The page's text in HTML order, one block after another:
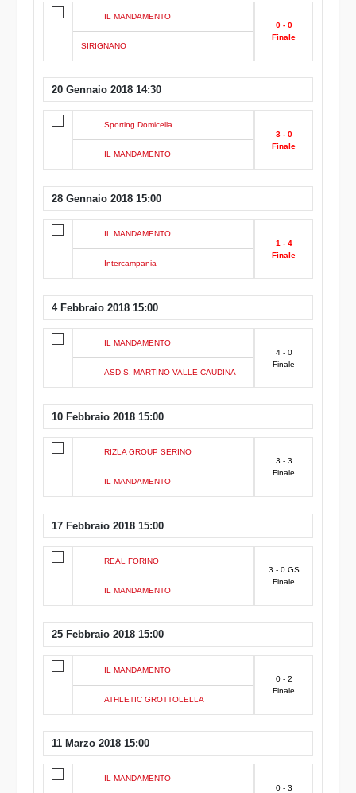
IL MANDAMENTO
SIRIGNANO
0 - 0
Finale
20 Gennaio 2018 14:30
Sporting Domicella
IL MANDAMENTO
3 - 0
Finale
28 Gennaio 2018 15:00
IL MANDAMENTO
Intercampania
1 - 4
Finale
4 Febbraio 2018 15:00
IL MANDAMENTO
ASD S. MARTINO VALLE CAUDINA
4 - 0
Finale
10 Febbraio 2018 15:00
RIZLA GROUP SERINO
IL MANDAMENTO
3 - 3
Finale
17 Febbraio 2018 15:00
REAL FORINO
IL MANDAMENTO
3 - 0 GS
Finale
25 Febbraio 2018 15:00
IL MANDAMENTO
ATHLETIC GROTTOLELLA
0 - 2
Finale
11 Marzo 2018 15:00
IL MANDAMENTO
0 - 3